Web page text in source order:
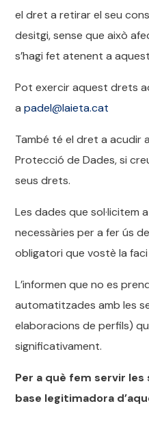
el dret a retirar el seu
desitgi, sense que això
s’hagi fet atenent a
Pot exercir aquest drets
apadel@laieta.cat
També té el dret a acudir
Protecció de Dades, si
seus drets.
Les dades que sol·licitem
necessàries per a fer ús
obligatori que vostè la faci
L’informen que no es
automatitzades amb les
elaboracions de perfils)
significativament.
Per a què fem servir les
base legitimadora